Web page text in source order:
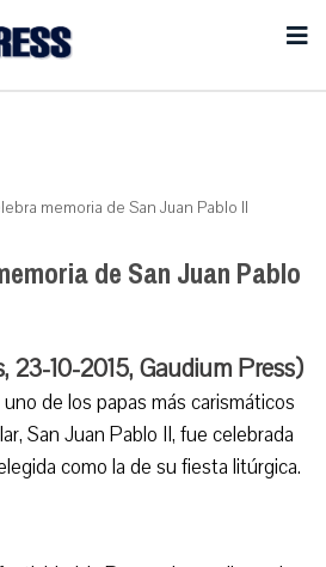
memoria de San Juan Pablo II
de San Juan Pablo
23-10-2015, Gaudium Press)
de los papas más carismáticos
San Juan Pablo II, fue celebrada
como la de su fiesta litúrgica.